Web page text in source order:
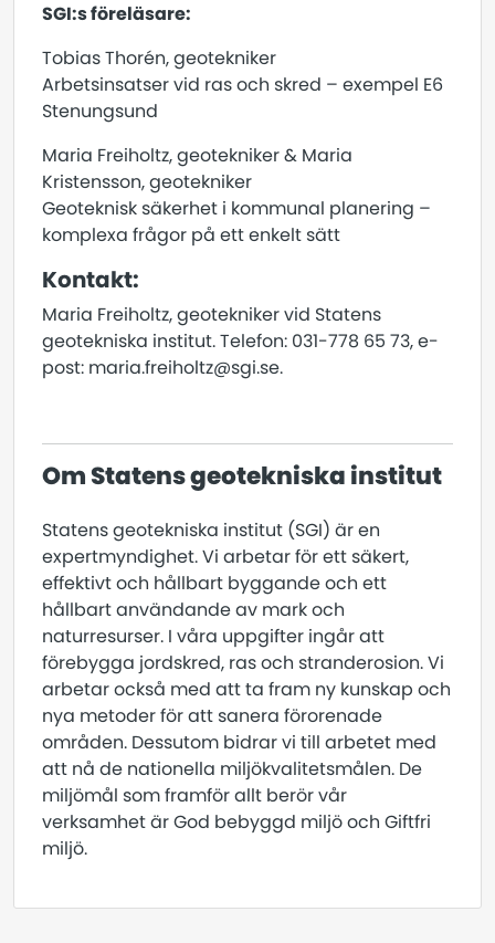
SGI:s föreläsare:
Tobias Thorén, geotekniker
Arbetsinsatser vid ras och skred – exempel E6
Stenungsund
Maria Freiholtz, geotekniker & Maria
Kristensson, geotekniker
Geoteknisk säkerhet i kommunal planering –
komplexa frågor på ett enkelt sätt
Kontakt:
Maria Freiholtz, geotekniker vid Statens
geotekniska institut. Telefon: 031-778 65 73, e-
post: maria.freiholtz@sgi.se.
Om Statens geotekniska institut
Statens geotekniska institut (SGI) är en
expertmyndighet. Vi arbetar för ett säkert,
effektivt och hållbart byggande och ett
hållbart användande av mark och
naturresurser. I våra uppgifter ingår att
förebygga jordskred, ras och stranderosion. Vi
arbetar också med att ta fram ny kunskap och
nya metoder för att sanera förorenade
områden. Dessutom bidrar vi till arbetet med
att nå de nationella miljökvalitetsmålen. De
miljömål som framför allt berör vår
verksamhet är God bebyggd miljö och Giftfri
miljö.